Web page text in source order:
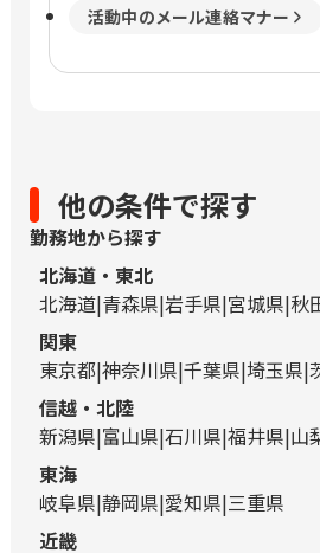
活動中のメール連絡マナー
他の条件で探す
勤務地から探す
北海道・東北
北海道 青森県 岩手県 宮城県 秋
関東
東京都 神奈川県 千葉県 埼玉県
信越・北陸
新潟県 富山県 石川県 福井県 山
東海
岐阜県 静岡県 愛知県 三重県
近畿